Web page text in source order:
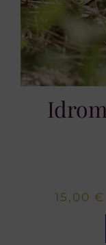
15,00 €